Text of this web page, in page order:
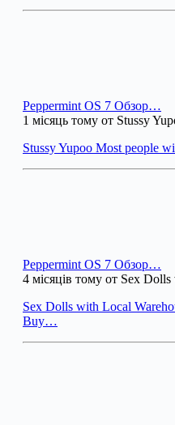
Peppermint OS 7 Обзор…
1 місяць тому от Stussy
Stussy Yupoo Most people
Peppermint OS 7 Обзор…
4 місяців тому от Sex
Sex Dolls with Local
Buy…